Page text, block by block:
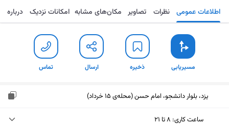
مسیریابی ذخیره ارسال تماس اطلاعات عمومی نظرات تصاویر مکان‌های مشابه امکانات نزدیک درباره
مسیریابی ذخیره ارسال تماس
یزد، بلوار دانشجو، امام حسن (محله‌ی ۱۵ خرداد)
ساعت کاری: ۸ تا ۲۱